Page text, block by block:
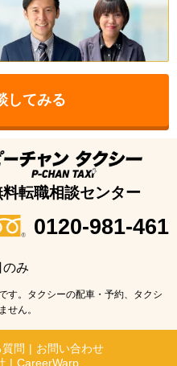
してみる
料転職相談センター
0120-981-461
み
す。タクシーの配車・予約、タクシ
せん。
問 | お問い合わせ
| CareerWarp